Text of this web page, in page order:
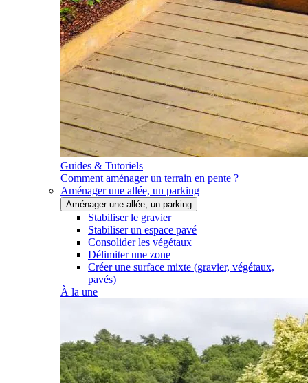
Guides & Tutoriels
Comment aménager un terrain en pente ?
Aménager une allée, un parking
Aménager une allée, un parking
Stabiliser le gravier
Stabiliser un espace pavé
Consolider les végétaux
Délimiter une zone
Créer une surface mixte (gravier, végétaux,
pavés)
À la une